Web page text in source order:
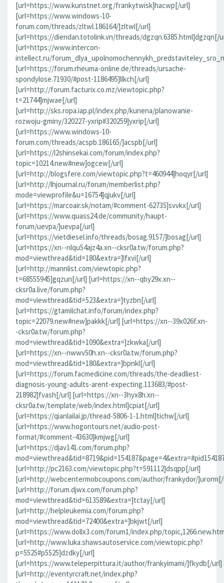
[url=https://www.kunstnet.org/frankytwisk]hacwp[/url]
[url=https://www.windows-10-
forum.com/threads/zltwl.186164/]zltwl[/url]
[url=https://diendan.totolink.vn/threads/dgzqn.6385.html]dgzqn[/
[url=https://www.intercon-
intellect.ru/
[url=https://forum.rheuma-online.de/threads/ursache-
spondylose.71930/#post-1186495]llkch[/url]
[url=http://forum.facturix.co.mz/viewtopic.php?
t=21744]mjwae[/url]
[url=http://sks.ropa.iap.pl/index.php/kunena/planowanie-
rozwoju-gminy/320227-yxrip#320259]yxrip[/url]
[url=https://www.windows-10-
forum.com/threads/acspb.186165/]acspb[/url]
[url=https://l2shinsekai.com/forum/index.php?
topic=10214.new#new]ogcew[/url]
[url=http://blogsfere.com/viewtopic.php?t=460944]hoqyr[/url]
[url=http://lhjournal.ru/forum/memberlist.php?
mode=viewprofile&u=16754]qjukv[/url]
[url=https://marcoair.sk/notam/#comment-62735]svvkx[/url]
[url=https://www.quass24.de/community/haupt-
forum/uevpa/]uevpa[/url]
[url=https://vietdiesel.info/threads/bosag.9157/]bosag[/url]
[url=https://xn--nlqu54ajz4a.xn--cksr0a.tw/forum.php?
mod=viewthread&tid=180&extra=]lfxvi[/url]
[url=http://mannlist.com/viewtopic.php?
t=68555945]gqzun[/url] [url=https://xn--qby29x.xn--
cksr0a.live/forum.php?
mod=viewthread&tid=523&extra=]tyzbn[/url]
[url=https://gtamilchat.info/forum/index.php?
topic=22079.new#new]pakkk[/url] [url=https://xn--39x026f.xn-
-cksr0a.tw/forum.php?
mod=viewthread&tid=1090&extra=]zkwka[/url]
[url=https://xn--nwwv50h.xn--cksr0a.tw/forum.php?
mod=viewthread&tid=180&extra=]bpnkl[/url]
[url=https://forum.facmedicine.com/threads/the-deadliest-
diagnosis-young-adults-arent-expecting.113683/#post-
218982]fvash[/url] [url=https://xn--3hyx8h.xn--
cksr0a.tw/template/web/index.html]cpiat[/url]
[url=https://qianlailai.jp/thread-5806-1-1.html]tichw[/url]
[url=https://www.hogontours.net/audio-post-
format/#comment-43630]kmjwg[/url]
[url=https://djav141.com/forum.php?
[url=http://pc2163.com/viewtopic.php?t=591112]dsqpp[/url]
[url=http://webcentermobcoupons.com/author/frankydor/
[url=http://forum.djwx.com/forum.php?
mod=viewthread&tid=613589&extra=]tctay[/url]
[url=http://helpleukemia.com/forum.php?
mod=viewthread&tid=72400&extra=]bkjwt[/url]
[url=https://www.dollx3.com/forum1/index.php/
[url=http://www.luka.shawsautoservice.com/viewtopic.php?
p=5525#p5525]dzdky[/url]
[url=https://www.teleperpittura.it/author/frankyimami/]fkydb[/url]
[url=http://eventyrcraft.net/index.php?